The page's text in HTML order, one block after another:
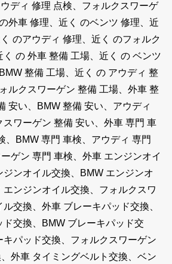
ディ 修理 点検、フォルクスワーゲ
外車 修理、近く のベンツ 修理、近
のアウディ 修理、近く のフォルク
の 外車 整備 工場、近く の ベンツ
整備 工場、近く の アウディ 整
ルクスワーゲン 整備 工場、外車 整
安い、BMW 整備 安い、アウディ
ワーゲン 整備 安い、外車 専門 車
、BMW 専門 車検、アウディ 専門
ゲン 専門 車検、外車 エンジンオイ
ジンオイル交換、BMW エンジンオ
エンジンオイル交換、フォルクスワ
交換、外車 ブレーキパッド交換、
交換、BMW ブレーキパッド交
パッド交換、フォルクスワーゲン
外車 タイミングベルト交換、ベン